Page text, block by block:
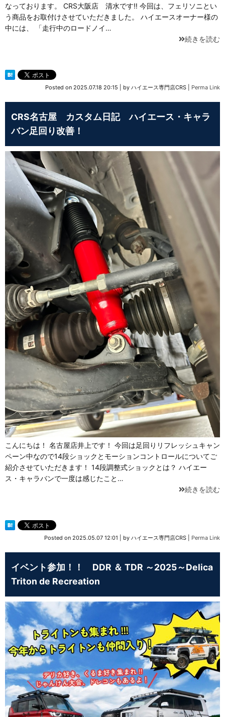
なっております。 CRS大阪店 清水です‼ 今回は、フェリソニとい
う商品をお取付けさせていただきました。 ハイエースオーナー様の
中には、 「走行中のロードノイ…
続きを読む
Posted on 2025.07.18 20:15 by ハイエース専門店CRS Perma Link
CRS名古屋 カスタム日記 ハイエース・キャラ
バン足回り改善！
こんにちは！ 名古屋店井上です！ 今回は足回りリフレッシュキャン
ペーン中なので14段ショックとモーションコントロールについてご
紹介させていただきます！ 14段調整式ショックとは？ ハイエー
ス・キャラバンで一度は感じたこと…
続きを読む
Posted on 2025.05.07 12:01 by ハイエース専門店CRS Perma Link
イベント参加！！ DDR ＆ TDR ～2025～Delica
Triton de Recreation